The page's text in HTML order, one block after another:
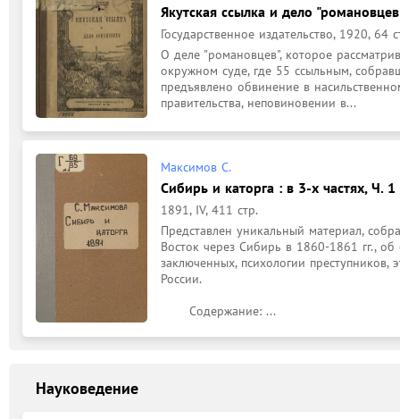
Якутская ссылка и дело
Государственное издательство, 1920, 64
О деле "романовцев", которое
окружном суде, где 55 ссыльным,
предъявлено обвинение в
правительства, неповиновении в...
Максимов С.
Сибирь и каторга : в 3-х частях, Ч.
1891, IV, 411 стр.
Представлен уникальный материал,
Восток через Сибирь в 1860-1861 гг.,
заключенных, психологии
России.
	Содержание: ...
Науковедение